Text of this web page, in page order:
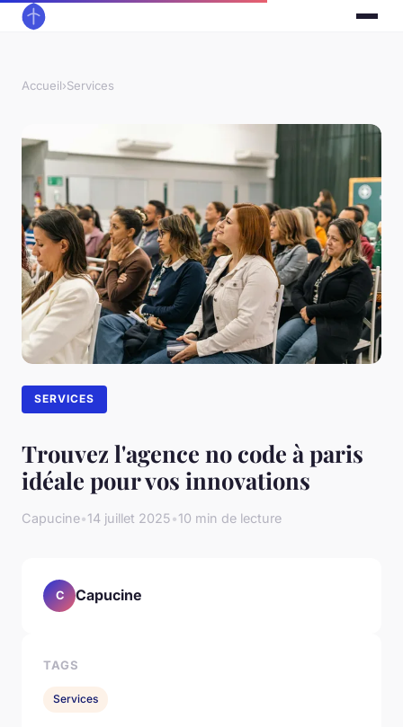
Accueil›Services
SERVICES
Trouvez l'agence no code à paris
idéale pour vos innovations
Capucine•14 juillet 2025•10 min de lecture
C Capucine
TAGS
Services